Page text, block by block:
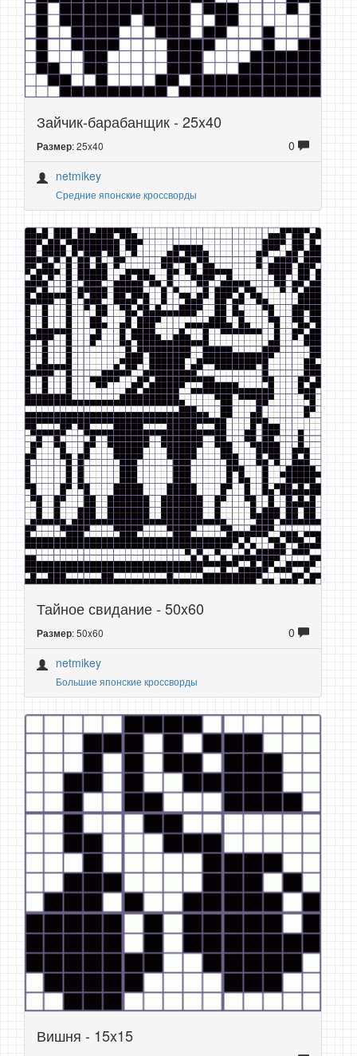
Зайчик-барабанщик - 25x40
Размер: 25x40
0
netmikey
Средние японские кроссворды
Тайное свидание - 50x60
Размер: 50x60
0
netmikey
Большие японские кроссворды
Вишня - 15x15